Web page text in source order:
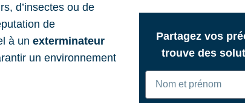
d’insectes ou de
de
à un exterminateur
un environnement
Partagez vos
trouve des